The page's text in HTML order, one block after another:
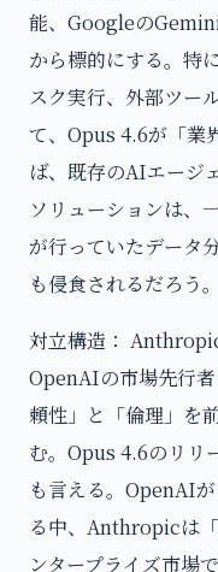
能、Googleの
から標的にする。特
スク実行、外部ツー
て、Opus 4.6が「業
ば、既存のAIエージ
ソリューションは、
が行っていたデータ
も侵食されるだろう。
対立構造：
OpenAIの市場先行
頼性」と「倫理」を
む。Opus 4.6のリリ
も言える。OpenAI
る中、Anthropicは
ンタープライズ市場